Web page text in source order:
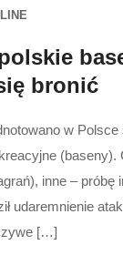
bronić
w
inne –
udaremnienie
[…]